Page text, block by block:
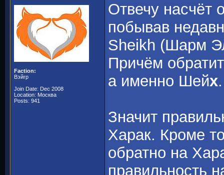
Faction:
Вэйгр
Join Date: Dec 2008
Location: Москва
Posts: 941
Отвечу насчёт
побывав
Sheikh (Шарм
Причём
а именно Шейх.
Значит
Харак. Кроме
обратно на
правильность